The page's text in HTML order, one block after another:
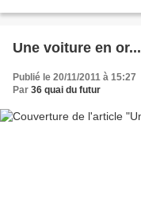
Une voiture en or...
Publié le 20/11/2011 à 15:27
Par 36 quai du futur